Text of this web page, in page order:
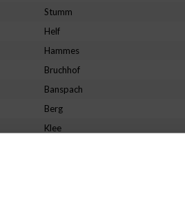
Stumm
Helf
Hammes
Bruchhof
Banspach
Berg
Klee